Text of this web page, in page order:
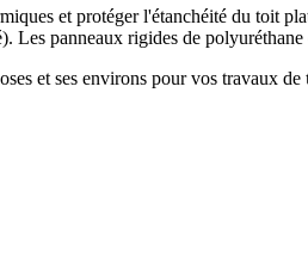
et protéger l'étanchéité du toit
Les panneaux rigides de
et ses environs pour vos travaux de